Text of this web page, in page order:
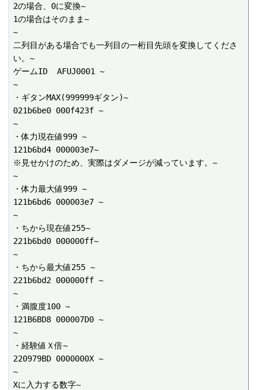
2の場合、0に変換~
1の場合はそのまま~
~
二列目がある場合でも一列目の一桁目先頭を変換してくださ
い。~
ゲームID  AFUJ0001 ~
~
・ギタンMAX(999999ギタン)~
021b6be0 000f423f ~
~
・体力現在値999 ~
121b6bd4 000003e7~
※見せかけのため、実際はダメージが減っています。~
~
・体力最大値999 ~
121b6bd6 000003e7 ~
~
・ちから現在値255~
221b6bd0 000000ff~
~
・ちから最大値255 ~
221b6bd2 000000ff ~
~
・満腹度100 ~
121B6BD8 000007D0 ~
~
・経験値Ｘ倍~
220979BD 0000000X ~
~
Xに入力する数字~